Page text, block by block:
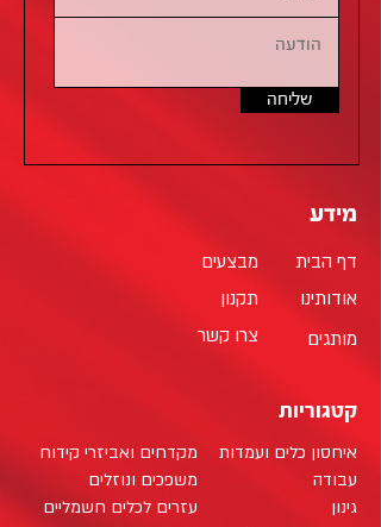
שליחה
מידע
מבצעים
תקנון
צרו קשר
דף הבית
אודותינו
מותגים
קטגוריות
מקדחים ואביזרי קידוח
משפכים ונוזלים
עזרים לכלים חשמליים
איחסון כלים ועמדות
עבודה
גינון